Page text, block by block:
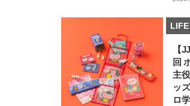
【
回
主
ッ
ロ学